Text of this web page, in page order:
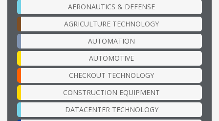
AERONAUTICS & DEFENSE
AGRICULTURE TECHNOLOGY
AUTOMATION
AUTOMOTIVE
CHECKOUT TECHNOLOGY
CONSTRUCTION EQUIPMENT
DATACENTER TECHNOLOGY